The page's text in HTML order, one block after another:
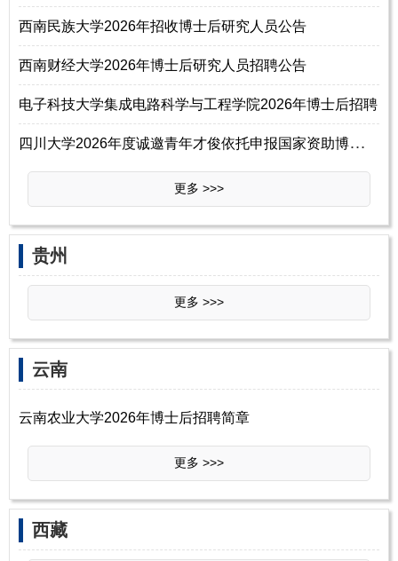
西南民族大学2026年招收博士后研究人员公告
西南财经大学2026年博士后研究人员招聘公告
电子科技大学集成电路科学与工程学院2026年博士后招聘
四
川大学2026年度诚邀青年才俊依托申报国家资助博士后研究人员计划（含“博
更多 >>>
‌‌贵州
更多 >>>
‌‌云南
云南农业大学2026年博士后招聘简章
更多 >>>
‌西‌藏